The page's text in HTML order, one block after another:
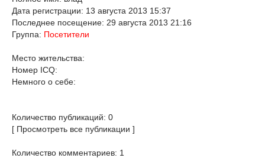
Дата регистрации: 13 августа 2013 15:37
Последнее посещение: 29 августа 2013 21:16
Группа: Посетители
Место жительства:
Номер ICQ:
Немного о себе:
Количество публикаций: 0
[ Просмотреть все публикации ]
Количество комментариев: 1